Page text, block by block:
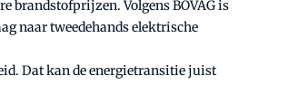
brandstofprijzen. Volgens BOVAG is
naar tweedehands elektrische
Dat kan de energietransitie juist